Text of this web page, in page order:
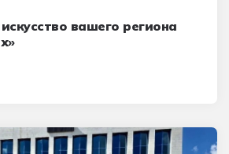
вашего региона